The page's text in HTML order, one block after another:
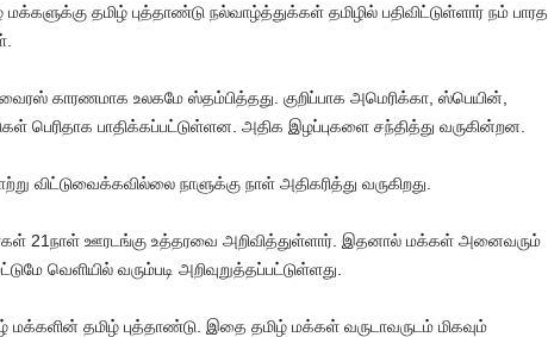
தமிழ் புத்தாண்டு நல்வாழ்த்துக்கள் தமிழில் பதிவிட்டுள்ளார் நம் பாரத
காரணமாக உலகமே ஸ்தம்பித்தது. குறிப்பாக அமெரிக்கா, ஸ்பெயின்,
பெரிதாக பாதிக்கப்பட்டுள்ளன. அதிக இழப்புகளை சந்தித்து வருகின்றன.
விட்டுவைக்கவில்லை நாளுக்கு நாள் அதிகரித்து வருகிறது.
21நாள் ஊரடங்கு உத்தரவை அறிவித்துள்ளார். இதனால் மக்கள் அனைவரும்
வெளியில் வரும்படி அறிவுறுத்தப்பட்டுள்ளது.
மக்களின் தமிழ் புத்தாண்டு. இதை தமிழ் மக்கள் வருடாவருடம் மிகவும்